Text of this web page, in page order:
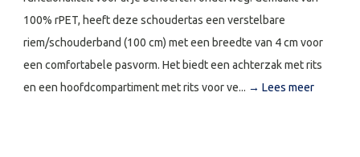
100% rPET, heeft deze schoudertas een verstelbare
riem/schouderband (100 cm) met een breedte van 4 cm voor
een comfortabele pasvorm. Het biedt een achterzak met rits
en een hoofdcompartiment met rits voor ve... → Lees meer